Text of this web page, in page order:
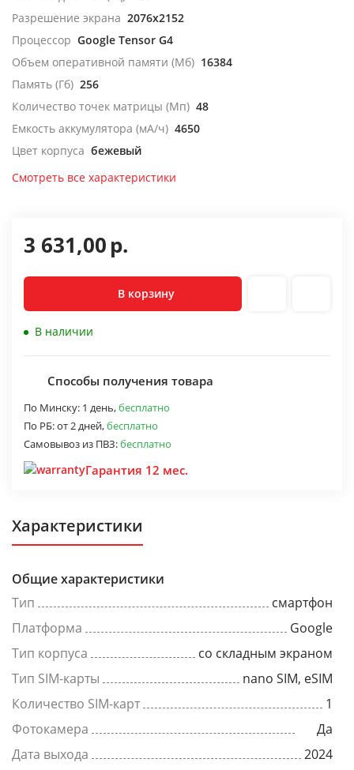
Разрешение экрана 2076x2152
Процессор Google Tensor G4
Объем оперативной памяти (Мб) 16384
Память (Гб) 256
Количество точек матрицы (Мп) 48
Емкость аккумулятора (мА/ч) 4650
Цвет корпуса бежевый
Смотреть все характеристики
3 631,00р.
В корзину
В наличии
Способы получения товара
По Минску: 1 день,бесплатно
По РБ:от 2 дней,бесплатно
Самовывоз из ПВЗ:бесплатно
Гарантия 12 мес.
Характеристики
Общие характеристики
Тип
смартфон
Платформа
Google
Тип корпуса
со складным экраном
Тип SIM-карты
nano SIM, eSIM
Количество SIM-карт
1
Фотокамера
Да
Дата выхода
2024